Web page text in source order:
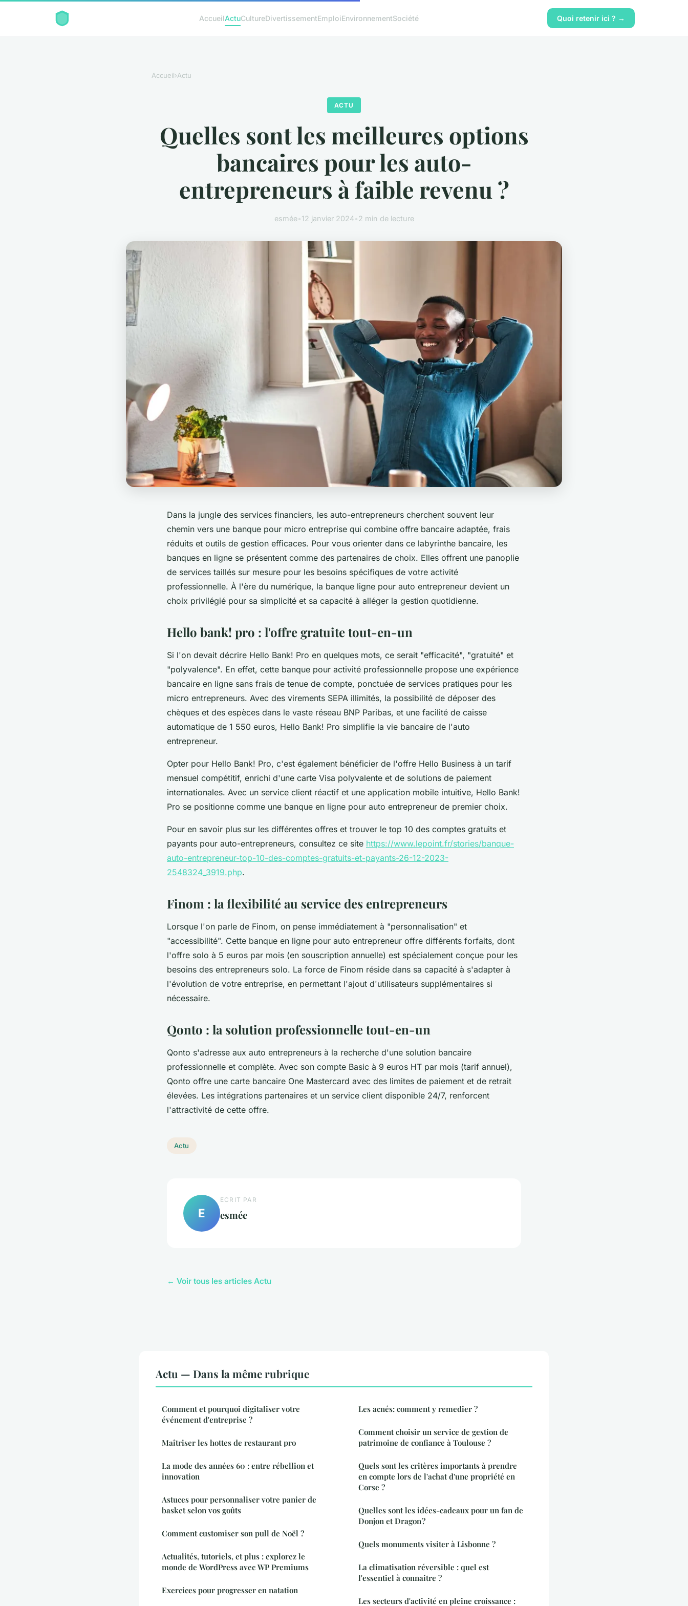
AccueilActuCultureDivertissementEmploiEnvironnementSociété Quoi retenir ici ? →
Accueil›Actu
ACTU
Quelles sont les meilleures options
bancaires pour les auto-
entrepreneurs à faible revenu ?
esmée•12 janvier 2024•2 min de lecture
Dans la jungle des services financiers, les auto-entrepreneurs cherchent souvent leur
chemin vers une banque pour micro entreprise qui combine offre bancaire adaptée, frais
réduits et outils de gestion efficaces. Pour vous orienter dans ce labyrinthe bancaire, les
banques en ligne se présentent comme des partenaires de choix. Elles offrent une panoplie
de services taillés sur mesure pour les besoins spécifiques de votre activité
professionnelle. À l'ère du numérique, la banque ligne pour auto entrepreneur devient un
choix privilégié pour sa simplicité et sa capacité à alléger la gestion quotidienne.
Hello bank! pro : l'offre gratuite tout-en-un
Si l'on devait décrire Hello Bank! Pro en quelques mots, ce serait "efficacité", "gratuité" et
"polyvalence". En effet, cette banque pour activité professionnelle propose une expérience
bancaire en ligne sans frais de tenue de compte, ponctuée de services pratiques pour les
micro entrepreneurs. Avec des virements SEPA illimités, la possibilité de déposer des
chèques et des espèces dans le vaste réseau BNP Paribas, et une facilité de caisse
automatique de 1 550 euros, Hello Bank! Pro simplifie la vie bancaire de l'auto
entrepreneur.
Opter pour Hello Bank! Pro, c'est également bénéficier de l'offre Hello Business à un tarif
mensuel compétitif, enrichi d'une carte Visa polyvalente et de solutions de paiement
internationales. Avec un service client réactif et une application mobile intuitive, Hello Bank!
Pro se positionne comme une banque en ligne pour auto entrepreneur de premier choix.
Pour en savoir plus sur les différentes offres et trouver le top 10 des comptes gratuits et
payants pour auto-entrepreneurs, consultez ce site https://www.lepoint.fr/stories/banque-
auto-entrepreneur-top-10-des-comptes-gratuits-et-payants-26-12-2023-
2548324_3919.php.
Finom : la flexibilité au service des entrepreneurs
Lorsque l'on parle de Finom, on pense immédiatement à "personnalisation" et
"accessibilité". Cette banque en ligne pour auto entrepreneur offre différents forfaits, dont
l'offre solo à 5 euros par mois (en souscription annuelle) est spécialement conçue pour les
besoins des entrepreneurs solo. La force de Finom réside dans sa capacité à s'adapter à
l'évolution de votre entreprise, en permettant l'ajout d'utilisateurs supplémentaires si
nécessaire.
Qonto : la solution professionnelle tout-en-un
Qonto s'adresse aux auto entrepreneurs à la recherche d'une solution bancaire
professionnelle et complète. Avec son compte Basic à 9 euros HT par mois (tarif annuel),
Qonto offre une carte bancaire One Mastercard avec des limites de paiement et de retrait
élevées. Les intégrations partenaires et un service client disponible 24/7, renforcent
l'attractivité de cette offre.
Actu
E
ECRIT PAR
esmée
← Voir tous les articles Actu
Actu — Dans la même rubrique
Comment et pourquoi digitaliser votre
événement d'entreprise ?
Maîtriser les hottes de restaurant pro
La mode des années 60 : entre rébellion et
innovation
Astuces pour personnaliser votre panier de
basket selon vos goûts
Comment customiser son pull de Noël ?
Actualités, tutoriels, et plus : explorez le
monde de WordPress avec WP Premiums
Exercices pour progresser en natation
Les acnés: comment y remedier ?
Comment choisir un service de gestion de
patrimoine de confiance à Toulouse ?
Quels sont les critères importants à prendre
en compte lors de l'achat d'une propriété en
Corse ?
Quelles sont les idées-cadeaux pour un fan de
Donjon et Dragon ?
Quels monuments visiter à Lisbonne ?
La climatisation réversible : quel est
l'essentiel à connaitre ?
Les secteurs d'activité en pleine croissance :